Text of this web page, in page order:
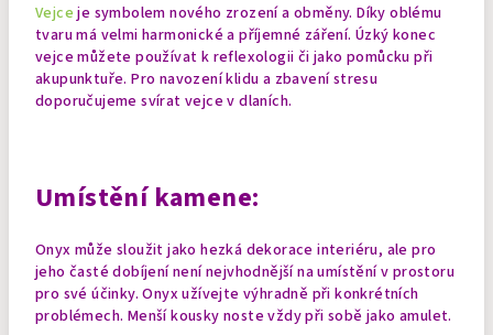
Vejceje symbolem nového zrození a obměny. Díky oblému
tvaru má velmi harmonické a příjemné záření. Úzký konec
vejce můžete používat k reflexologii či jako pomůcku při
akupunktuře. Pro navození klidu a zbavení stresu
doporučujeme svírat vejce v dlaních.
Umístění kamene:
Onyx může sloužit jako hezká dekorace interiéru, ale pro
jeho časté dobíjení není nejvhodnější na umístění v prostoru
pro své účinky. Onyx užívejte výhradně při konkrétních
problémech. Menší kousky noste vždy při sobě jako amulet.